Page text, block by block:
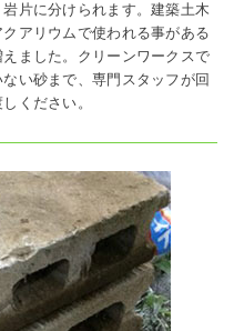
片に分けられます。建築土木
アリウムで使われる事がある
ました。クリーンワークスで
い砂まで、専門スタッフが回
ください。